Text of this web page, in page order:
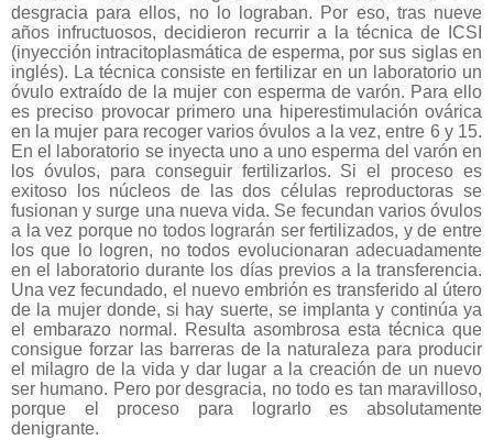
desgracia para ellos, no lo lograban. Por eso, tras nueve
años infructuosos, decidieron recurrir a la técnica de ICSI
(inyección intracitoplasmática de esperma, por sus siglas en
inglés). La técnica consiste en fertilizar en un laboratorio un
óvulo extraído de la mujer con esperma de varón. Para ello
es preciso provocar primero una hiperestimulación ovárica
en la mujer para recoger varios óvulos a la vez, entre 6 y 15.
En el laboratorio se inyecta uno a uno esperma del varón en
los óvulos, para conseguir fertilizarlos. Si el proceso es
exitoso los núcleos de las dos células reproductoras se
fusionan y surge una nueva vida. Se fecundan varios óvulos
a la vez porque no todos lograrán ser fertilizados, y de entre
los que lo logren, no todos evolucionaran adecuadamente
en el laboratorio durante los días previos a la transferencia.
Una vez fecundado, el nuevo embrión es transferido al útero
de la mujer donde, si hay suerte, se implanta y continúa ya
el embarazo normal. Resulta asombrosa esta técnica que
consigue forzar las barreras de la naturaleza para producir
el milagro de la vida y dar lugar a la creación de un nuevo
ser humano. Pero por desgracia, no todo es tan maravilloso,
porque el proceso para lograrlo es absolutamente
denigrante.